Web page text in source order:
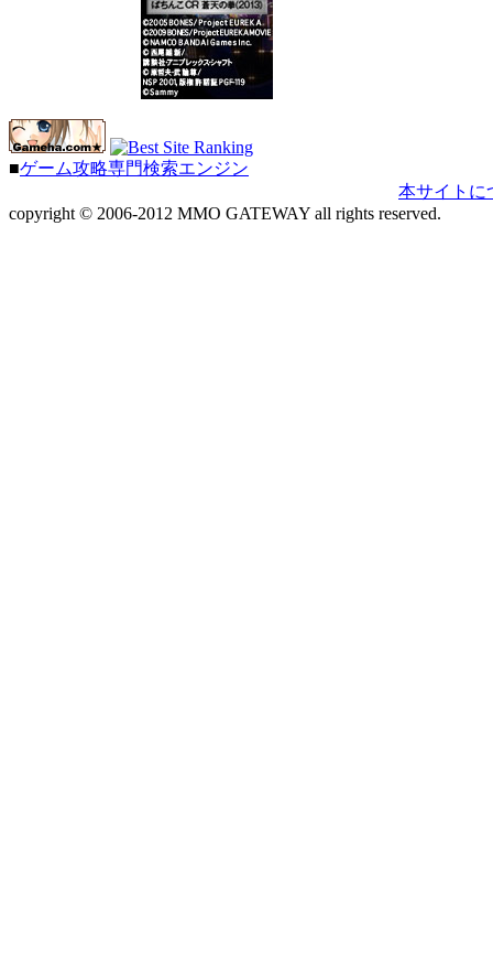
■ゲーム攻略専門検索エンジン
本サイトに
copyright © 2006-2012 MMO GATEWAY all rights reserved.